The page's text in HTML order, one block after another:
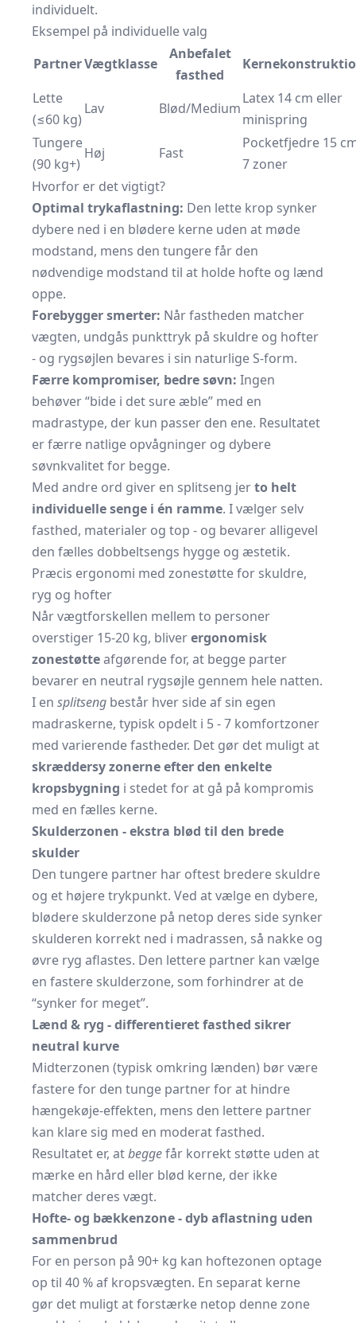
individuelt.
Eksempel på individuelle valg
PartnerVægtklasse
Anbefalet
fasthed
Lette
(≤60 kg)
Lav Blød/Medium
Latex 14 cm eller
minispring
Tungere
(90 kg+)
Høj Fast
Pocket­fjedre 15
7 zoner
Hvorfor er det vigtigt?
Optimal trykaflastning: Den lette krop synker
dybere ned i en blødere kerne uden at møde
modstand, mens den tungere får den
nødvendige modstand til at holde hofte og lænd
oppe.
Forebygger smerter: Når fastheden matcher
vægten, undgås punkt­tryk på skuldre og hofter
- og rygsøjlen bevares i sin naturlige S-form.
Færre kompromiser, bedre søvn: Ingen
behøver “bide i det sure æble” med en
madrastype, der kun passer den ene. Resultatet
er færre natlige opvågninger og dybere
søvnkvalitet for begge.
Med andre ord giver en splitseng jerto helt
individuelle senge i én ramme. I vælger selv
fasthed, materialer og top - og bevarer alligevel
den fælles dobbeltsengs hygge og æstetik.
Præcis ergonomi med zonestøtte for skuldre,
ryg og hofter
Når vægtforskellen mellem to personer
overstiger 15-20 kg, bliverergonomisk
zonestøtteafgørende for, at begge parter
bevarer en neutral rygsøjle gennem hele natten.
I en splitseng består hver side af sin egen
madraskerne, typisk opdelt i 5 - 7 komfortzoner
med varierende fastheder. Det gør det muligt at
skræddersy zonerne efter den enkelte
kropsbygning i stedet for at gå på kompromis
med en fælles kerne.
Skulderzonen - ekstra blød til den brede
skulder
Den tungere partner har oftest bredere skuldre
og et højere trykpunkt. Ved at vælge en dybere,
blødere skulderzone på netop deres side synker
skulderen korrekt ned i madrassen, så nakke og
øvre ryg aflastes. Den lettere partner kan vælge
en fastere skulderzone, som forhindrer at de
“synker for meget”.
Lænd & ryg - differentieret fasthed sikrer
neutral kurve
Midterzonen (typisk omkring lænden) bør være
fastere for den tunge partner for at hindre
hængekøje-effekten, mens den lettere partner
kan klare sig med en moderat fasthed.
Resultatet er, atbeggefår korrekt støtte uden at
mærke en hård eller blød kerne, der ikke
matcher deres vægt.
Hofte- og bækkenzone - dyb aflastning uden
sammenbrud
For en person på 90+ kg kan hoftezonen optage
op til 40 % af kropsvægten. En separat kerne
gør det muligt at forstærke netop denne zone